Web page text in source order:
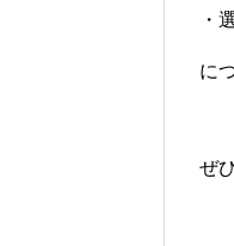
・
に
ぜ